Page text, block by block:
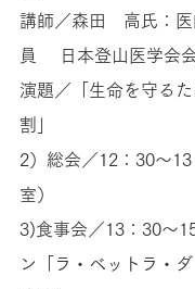
講師／森田　高氏：
員　 日本登山医学会
演題／「生命を守る
割」
2）総会／12：30～
室）
3)食事会／13：30～
ン「ラ・ベットラ・